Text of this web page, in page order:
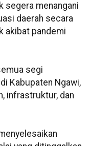
segera menangani
daerah secara
akibat pandemi
segi
Kabupaten Ngawi,
infrastruktur, dan